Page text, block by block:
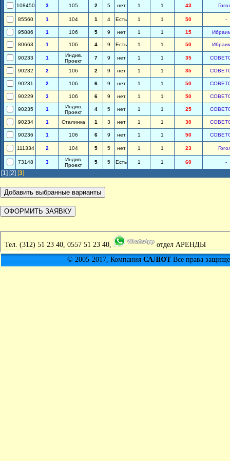
108450 3 105 2 5 нет 1 1 43
85560 1 104 1 4 Есть 1 1 50 -
95886 1 106 5 9 нет 1 1 15
80663 1 106 4 9 Есть 1 1 50
90233 1
Индив.
Проект
7 9 нет 1 1 35
90232 2 106 2 9 нет 1 1 35
90231 2 106 6 9 нет 1 1 50
90229 3 106 6 9 нет 1 1 50
90235 1
Индив.
Проект
4 5 нет 1 1 25
90234 1 Сталинка 1 3 нет 1 1 30
90236 1 106 6 9 нет 1 1 50
111334 2 104 5 5 нет 1 1 23
73148 3
Индив.
Проект
5 5 Есть 1 1 60 -
[1] [2] [3]
Тел. (312) 51 23 40, 0557 51 23 40,
отдел АРЕНДЫ
© 2005-2017, Компания САЛЮТВсе права